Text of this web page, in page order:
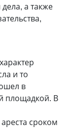
а также
и то
в
площадкой. В
сроком